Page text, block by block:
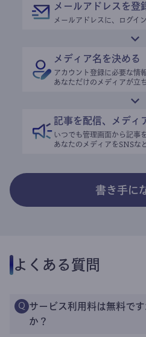
メールアドレスを登
メールアドレスに、ログイ
メディア名を決める
アカウント登録に必要な情
あなただけのメディアが立
記事を配信、メディ
いつでも管理画面から記事
あなたのメディアをSNSな
書き手に
よくある質問
Q サービス利用料は無料で
か？